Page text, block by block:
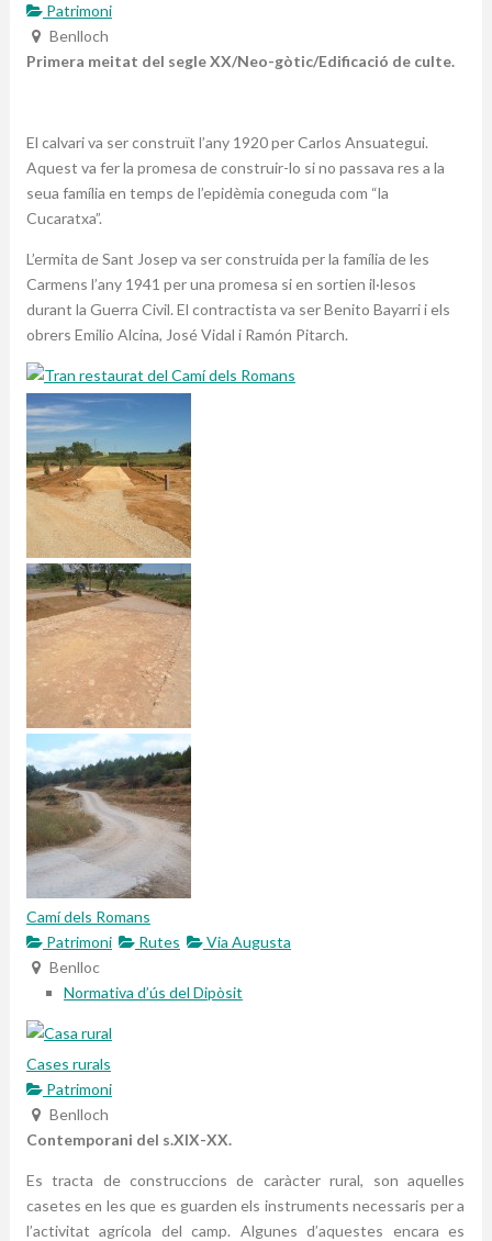
Patrimoni
Benlloch
Primera meitat del segle XX/Neo-gòtic/Edificació de culte.
El calvari va ser construït l’any 1920 per Carlos Ansuategui.
Aquest va fer la promesa de construir-lo si no passava res a la
seua família en temps de l’epidèmia coneguda com “la
Cucaratxa”.
L’ermita de Sant Josep va ser construida per la família de les
Carmens l’any 1941 per una promesa si en sortien il·lesos
durant la Guerra Civil. El contractista va ser Benito Bayarri i els
obrers Emilio Alcina, José Vidal i Ramón Pitarch.
Camí dels Romans
Patrimoni
Rutes
Via Augusta
Benlloc
Normativa d’ús del Dipòsit
Cases rurals
Patrimoni
Benlloch
Contemporani del s.XIX-XX.
Es tracta de construccions de caràcter rural, son aquelles
casetes en les que es guarden els instruments necessaris per a
l’activitat agrícola del camp. Algunes d’aquestes encara es